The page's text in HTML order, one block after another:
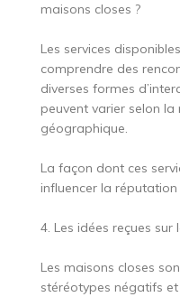
maisons closes ?
Les services
comprendre des
diverses formes
peuvent varier selon
géographique.
La façon dont ces
influencer la
4. Les idées reçues sur
Les maisons closes
stéréotypes négatifs